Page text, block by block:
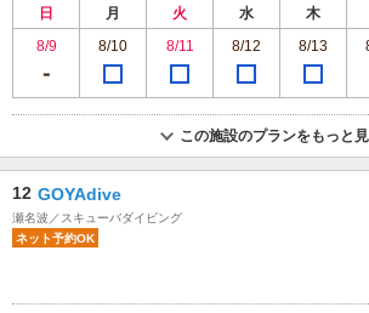
日 月 火 水 木
8/9
8/10 8/11 8/12 8/13
この施設のプランをもっと
12 GOYAdive
瀬名波／スキューバダイビング
ネット予約OK